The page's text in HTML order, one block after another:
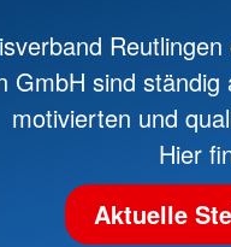
GmbH sind
motivierten und
Hier
Aktuelle